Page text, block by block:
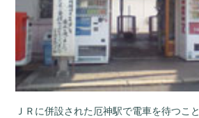
ＪＲに併設された厄神駅で電車を待つこ